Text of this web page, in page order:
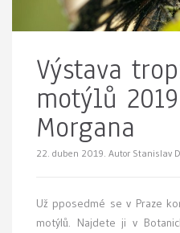
Výstava
motýlů
Morgana
22. duben 2019. Autor Stanislav
Už pposedmé se v Praze
motýlů. Najdete ji v